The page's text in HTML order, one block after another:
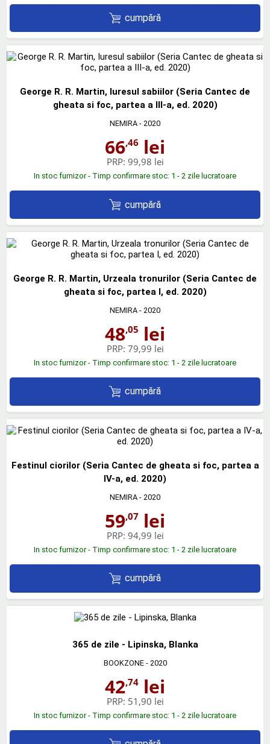
cumpără
George R. R. Martin, Iuresul sabiilor (Seria Cantec de
gheata si foc, partea a III-a, ed. 2020)
NEMIRA - 2020
66,46 lei
PRP: 99,98 lei
In stoc furnizor - Timp confirmare stoc: 1 - 2 zile lucratoare
cumpără
George R. R. Martin, Urzeala tronurilor (Seria Cantec de
gheata si foc, partea I, ed. 2020)
NEMIRA - 2020
48,05 lei
PRP: 79,99 lei
In stoc furnizor - Timp confirmare stoc: 1 - 2 zile lucratoare
cumpără
Festinul ciorilor (Seria Cantec de gheata si foc, partea a
IV-a, ed. 2020)
NEMIRA - 2020
59,07 lei
PRP: 94,99 lei
In stoc furnizor - Timp confirmare stoc: 1 - 2 zile lucratoare
cumpără
365 de zile - Lipinska, Blanka
BOOKZONE- 2020
42,74 lei
PRP: 51,90 lei
In stoc furnizor - Timp confirmare stoc: 1 - 2 zile lucratoare